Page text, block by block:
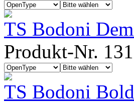
TS Bodoni
Produkt-Nr.
TS Bodoni Bold